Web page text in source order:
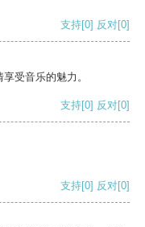
支持[0] 反对[0]
受音乐的魅力。
支持[0] 反对[0]
支持[0] 反对[0]